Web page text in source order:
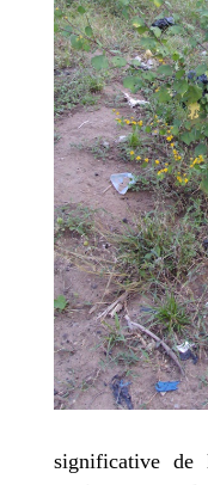
significative de